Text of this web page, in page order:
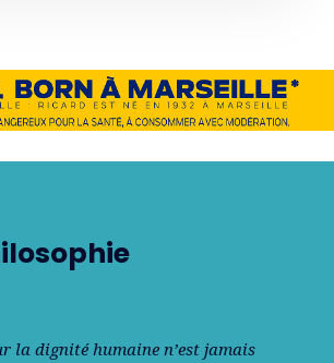
la dignité humaine n’est jamais